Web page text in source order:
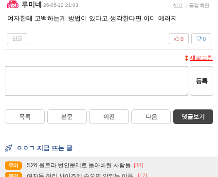
루미네 26-05-12 21:03 신고 | 공감 확인
여자한테 고백하는게 방법이 있다고 생각한다면 이미 에러지
답글 0
0
새로고침
등록
목록 본문 이전 다음 댓글보기
ㅇㅇㄱ 지금 뜨는 글
유머 S26 울트라 번인문제로 돌아버린 사람들 [38]